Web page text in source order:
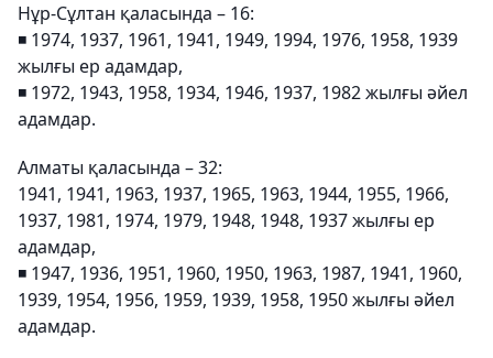
Нұр-Сұлтан қаласында – 16:
◾️ 1974, 1937, 1961, 1941, 1949, 1994, 1976, 1958, 1939
жылғы ер адамдар,
◾️ 1972, 1943, 1958, 1934, 1946, 1937, 1982 жылғы әйел
адамдар.
Алматы қаласында – 32:
1941, 1941, 1963, 1937, 1965, 1963, 1944, 1955, 1966,
1937, 1981, 1974, 1979, 1948, 1948, 1937 жылғы ер
адамдар,
◾️ 1947, 1936, 1951, 1960, 1950, 1963, 1987, 1941, 1960,
1939, 1954, 1956, 1959, 1939, 1958, 1950 жылғы әйел
адамдар.